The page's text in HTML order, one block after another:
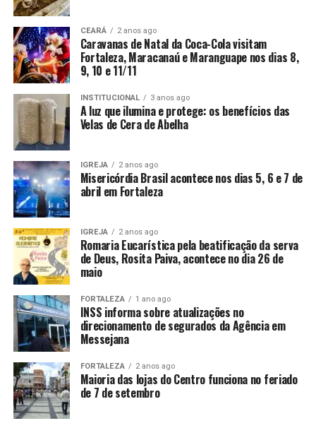
CEARÁ 2 anos ago
Caravanas de Natal da Coca-Cola visitam
Fortaleza, Maracanaú e Maranguape nos dias 8,
9, 10 e 11/11
INSTITUCIONAL 3 anos ago
A luz que ilumina e protege: os benefícios das
Velas de Cera de Abelha
IGREJA 2 anos ago
Misericórdia Brasil acontece nos dias 5, 6 e 7 de
abril em Fortaleza
IGREJA 2 anos ago
Romaria Eucarística pela beatificação da serva
de Deus, Rosita Paiva, acontece no dia 26 de
maio
FORTALEZA 1 ano ago
INSS informa sobre atualizações no
direcionamento de segurados da Agência em
Messejana
FORTALEZA 2 anos ago
Maioria das lojas do Centro funciona no feriado
de 7 de setembro